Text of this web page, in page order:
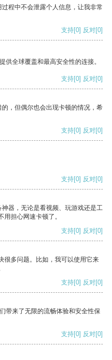
程中不会泄露个人信息，让我非常
支持[0] 反对[0]
供全球覆盖和最高安全性的连接。
支持[0] 反对[0]
，但偶尔也会出现卡顿的情况，希
支持[0] 反对[0]
支持[0] 反对[0]
器，无论是看视频、玩游戏还是工
担心网速卡顿了。
支持[0] 反对[0]
很多问题。比如，我可以使用它来
支持[0] 反对[0]
带来了无限的流畅体验和安全性保
支持[0] 反对[0]